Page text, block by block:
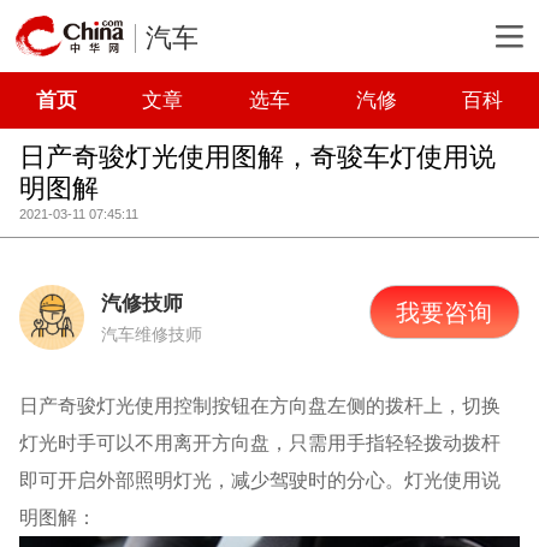
汽车
首页 文章 选车 汽修 百科
日产奇骏灯光使用图解，奇骏车灯使用说
明图解
2021-03-11 07:45:11
汽修技师
汽车维修技师
我要咨询
日产奇骏灯光使用控制按钮在方向盘左侧的拨杆上，切换
灯光时手可以不用离开方向盘，只需用手指轻轻拨动拨杆
即可开启外部照明灯光，减少驾驶时的分心。灯光使用说
明图解：